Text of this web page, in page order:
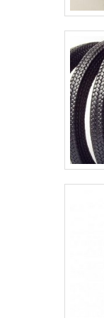
mercado
dos
sempre
na área
opções
qualidade
clientes,
seu
confiança
é
em
Seal é